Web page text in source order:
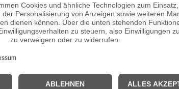
statt. Der Norweger Arne Ustvedt siegt mit
in Jerusalem gegründet. Sie ist die grösste Bibliothek
Baschin gelingen die ersten bekannten
Staat in Frankreich versucht Papst Leo XIII. die